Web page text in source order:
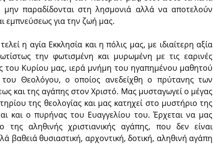
παραδίδονται στη λησμονιά αλλά να αποτελούν
εμπνεύσεως για την ζωή μας.
η αγία Εκκλησία και η πόλις μας, με ιδιαίτερη αξία
την φωτισμένη και μυρωμένη με τις εαρινές
του Κυρίου μας, ιερά μνήμη του ηγαπημένου μαθητού
Θεολόγου, ο οποίος ανεδείχθη ο πρύτανης των
και της αγάπης στον Χριστό. Μας μυσταγωγεί ο μέγας
της θεολογίας και μας κατηχεί στο μυστήριο της
και ο πυρήνας του Ευαγγελίου του. Έρχεται να μας
αληθινής χριστιανικής αγάπης, που δεν είναι
βαθειά θυσιαστική, αρχοντική, δοτική, αληθινή αγάπη